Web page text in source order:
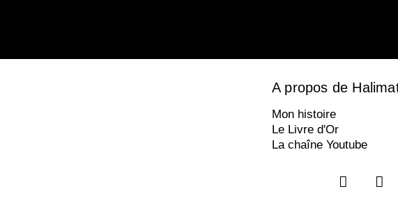
A propos de
Mon histoire
Le Livre d'Or
La chaîne Youtube